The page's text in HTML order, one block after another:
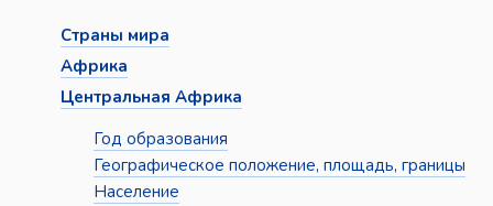
Страны мира
Африка
Центральная Африка
Год образования
Географическое положение, площадь, границы
Население